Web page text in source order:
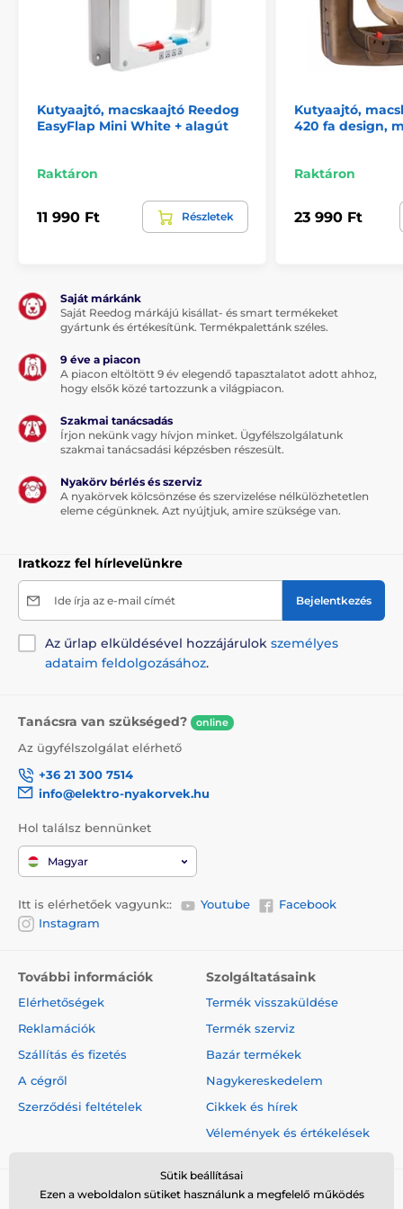
Megjegyzés: A kép csak illusztráció.
A műszaki specifikációk előzetes értesítés nélkül
változhatnak. A képek csak illusztrációk.
A termék a következő kategóriákba sorolt
Táplálék és felszerelés
Kutyaajtók, macskaajtók
Kutyafajta szerint Kisméretű kutyáknak
Funkció szerint
Elektromos kulcs segítségével
Kutyaajtó, macskaajtó Reedog
EasyFlap Mini White + alagút
Raktáron
11 990 Ft Részletek
Kutyaajtó,
420 fa design,
Raktáron
23 990 Ft
Saját márkánk
Saját Reedog márkájú kisállat- és smart termékeket
gyártunk és értékesítünk. Termékpalettánk széles.
9 éve a piacon
A piacon eltöltött 9 év elegendő tapasztalatot adott ahhoz,
hogy elsők közé tartozzunk a világpiacon.
Szakmai tanácsadás
Írjon nekünk vagy hívjon minket. Ügyfélszolgálatunk
szakmai tanácsadási képzésben részesült.
Nyakörv bérlés és szerviz
A nyakörvek kölcsönzése és szervizelése nélkülözhetetlen
eleme cégünknek. Azt nyújtjuk, amire szüksége van.
Iratkozz fel hírlevelünkre
Ide írja az e-mail címét Bejelentkezés
Az űrlap elküldésével hozzájárulok személyes
adataim feldolgozásához.
Tanácsra van szükséged? online
Az ügyfélszolgálat elérhető
+36 21 300 7514
info@elektro-nyakorvek.hu
Hol találsz bennünket
Magyar
Itt is elérhetőek vagyunk:: Youtube
Facebook
Instagram
További információk
Elérhetőségek
Reklamációk
Szállítás és fizetés
A cégről
Szerződési feltételek
Szolgáltatásaink
Termék visszaküldése
Termék szerviz
Bazár termékek
Nagykereskedelem
Cikkek és hírek
Vélemények és értékelések
Sütik beállításai
Ezen a weboldalon sütiket használunk a megfelelő működés